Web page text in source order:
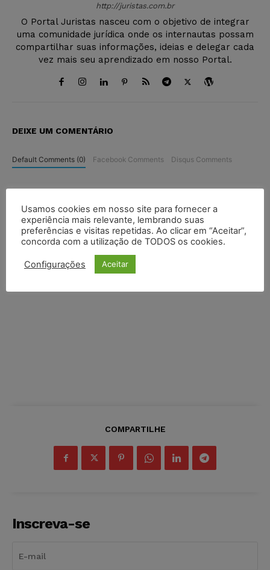
http://juristas.com.br
O Portal Juristas nasceu com o objetivo de integrar
uma comunidade jurídica onde os internautas possam
compartilhar suas informações, ideias e delegar cada
vez mais seu aprendizado em nosso Portal.
DEIXE UM COMENTÁRIO
Default Comments (0) Facebook Comments Disqus Comments
COMPARTILHE
Inscreva-se
Usamos cookies em nosso site para fornecer a
experiência mais relevante, lembrando suas
preferências e visitas repetidas. Ao clicar em “Aceitar”,
concorda com a utilização de TODOS os cookies.
Configurações Aceitar